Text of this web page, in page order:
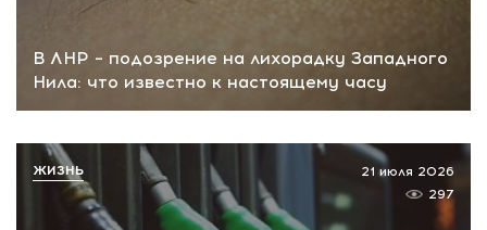
В ЛНР – подозрение на лихорадку Западного
Нила: что известно к настоящему часу
21 июля 2026
297
ЖИЗНЬ